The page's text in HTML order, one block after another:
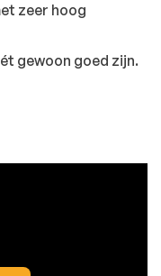
zeer hoog
gewoon goed zijn.